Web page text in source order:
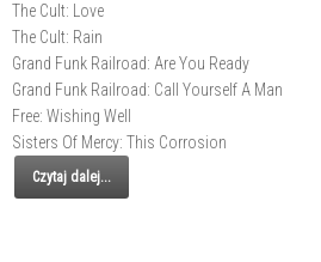
The Cult: Love
The Cult: Rain
Grand Funk Railroad: Are You Ready
Grand Funk Railroad: Call Yourself A Man
Free: Wishing Well
Sisters Of Mercy: This Corrosion
Czytaj dalej...